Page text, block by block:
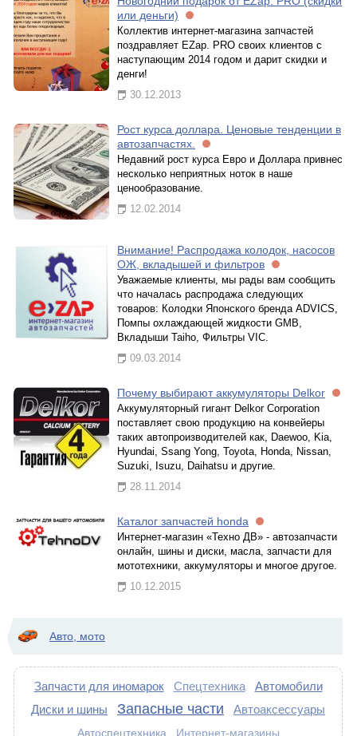
или деньги)
Коллектив интернет-магазина запчастей
поздравляет EZap. PRO своих клиентов с
наступающим 2014 годом и дарит скидки и
денги!
30.12.2013
Рост курса доллара. Ценовые тенденции в
автозапчастях.
Недавний рост курса Евро и Доллара привнес
несколько неприятных ноток в наше
ценообразование.
12.02.2014
Внимание! Распродажа колодок, насосов
ОЖ, вкладышей и фильтров
Уважаемые клиенты, мы рады вам сообщить
что началась распродажа следующих
товаров: Колодки Японского бренда ADVICS,
Помпы охлаждающей жидкости GMB,
Вкладыши Taiho, Фильтры VIC.
09.03.2014
Почему выбирают аккумуляторы Delkor
Аккумуляторный гигант Delkor Corporation
поставляет свою продукцию на конвейеры
таких автопроизводителей как, Daewoo, Kia,
Hyundai, Ssang Yong, Toyota, Honda, Nissan,
Suzuki, Isuzu, Daihatsu и другие.
28.11.2014
Каталог запчастей honda
Интернет-магазин «Техно ДВ» - автозапчасти
онлайн, шины и диски, масла, запчасти для
мототехники, аккумуляторы и многое другое.
10.12.2015
Авто, мото
Запчасти для иномарок Спецтехника
Автомобили
Диски и шины
Запасные части Автоаксессуары
Автоспецтехника Интернет-магазины